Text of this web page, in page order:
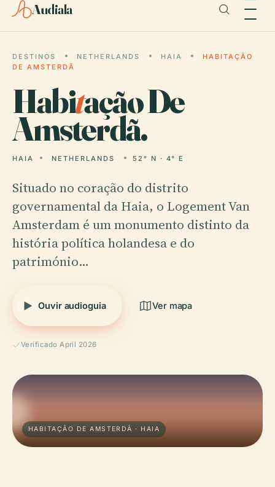
Audiala
DESTINOS NETHERLANDS HAIA
HABITAÇÃO
DE AMSTERDÃ
Habitação De
Amsterdã.
HAIA NETHERLANDS 52° N · 4° E
Situado no coração do distrito
governamental da Haia, o Logement Van
Amsterdam é um monumento distinto da
história política holandesa e do
património…
Ouvir audioguia Ver mapa
Verificado April 2026
HABITAÇÃO DE AMSTERDÃ · HAIA